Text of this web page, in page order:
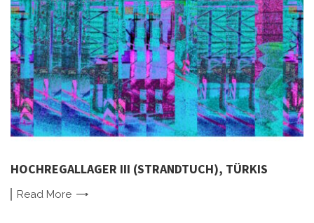
HOCHREGALLAGER III (STRANDTUCH), TÜRKIS
Read More